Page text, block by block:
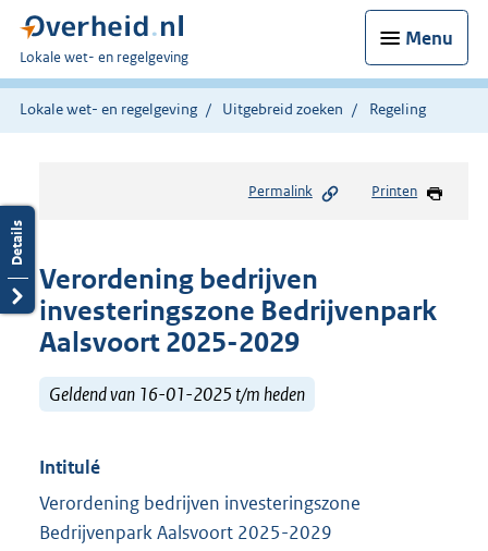
Menu
U
bent
hier:
Lokale wet- en regelgeving
Lokale wet- en regelgeving Uitgebreid zoeken Regeling
Permalink Printen
Verordening bedrijven
investeringszone Bedrijvenpark
Aalsvoort 2025-2029
Geldend van 16-01-2025 t/m heden
Intitulé
Verordening bedrijven investeringszone
Bedrijvenpark Aalsvoort 2025-2029